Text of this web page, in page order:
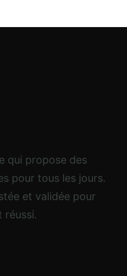
qui propose des
pour tous les jours.
et validée pour
réussi.